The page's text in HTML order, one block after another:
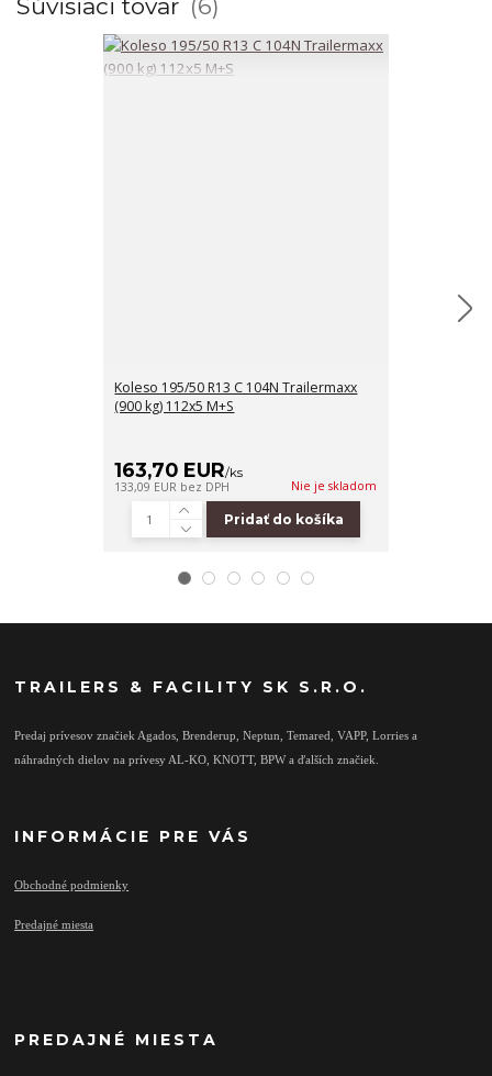
Súvisiaci tovar 6
Koleso 195/50 R13 C 104N Trailermaxx
(900 kg) 112x5 M+S
163,70 EUR/ks
133,09 EUR bez DPH Nie je skladom
Pridať do košíka
TRAILERS & FACILITY SK S.R.O.
Predaj prívesov značiek Agados, Brenderup, Neptun, Temared, VAPP, Lorries a
náhradných dielov na prívesy AL-KO, KNOTT, BPW a ďalších značiek.
INFORMÁCIE PRE VÁS
Obchodné podmienky
Predajné miesta
PREDAJNÉ MIESTA